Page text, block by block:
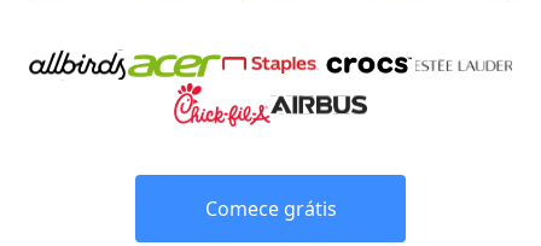
Comece grátis